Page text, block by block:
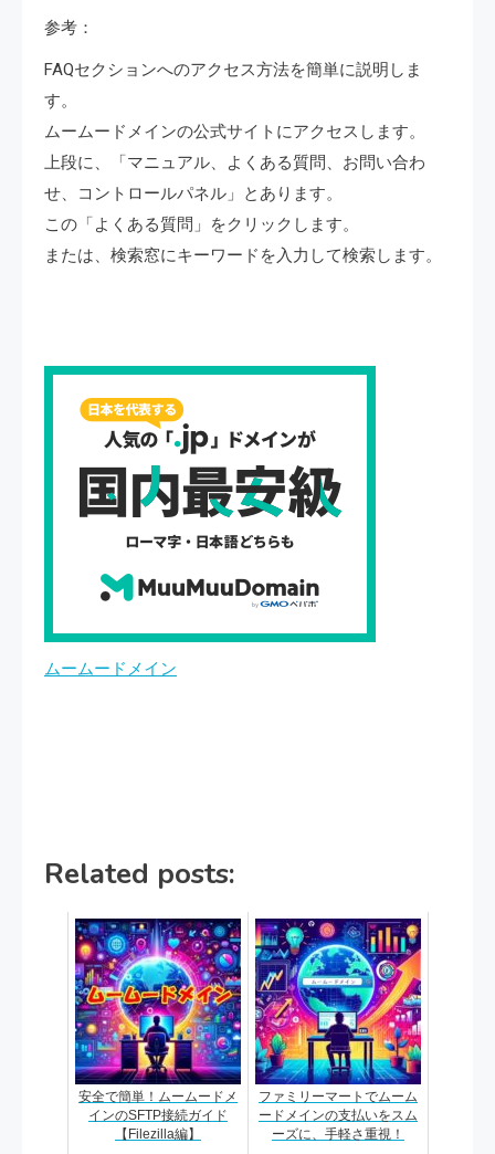
参考：
FAQセクションへのアクセス方法を簡単に説明しま
す。
ムームードメインの公式サイトにアクセスします。
上段に、「マニュアル、よくある質問、お問い合わ
せ、コントロールパネル」とあります。
この「よくある質問」をクリックします。
または、検索窓にキーワードを入力して検索します。
ムームードメイン
Related posts:
安全で簡単！ムームードメ
インのSFTP接続ガイド
【Filezilla編】
ファミリーマートでムーム
ードメインの支払いをスム
ーズに、手軽さ重視！